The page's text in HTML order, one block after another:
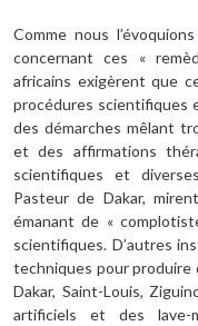
Comme nous
concernant ces «
africains exigèrent que
procédures scientifiques
des démarches mêlant
et des affirmations
scientifiques et
Pasteur de Dakar,
émanant de «
scientifiques. D’autres
techniques pour produire
Dakar, Saint-Louis,
artificiels et des lave-